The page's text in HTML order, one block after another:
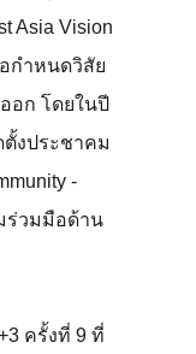
Asia Vision
อกำหนดวิสัย
อก โดยในปี
ตั้งประชาคม
-
ร่วมมือด้าน
ครั้งที่ 9 ที่